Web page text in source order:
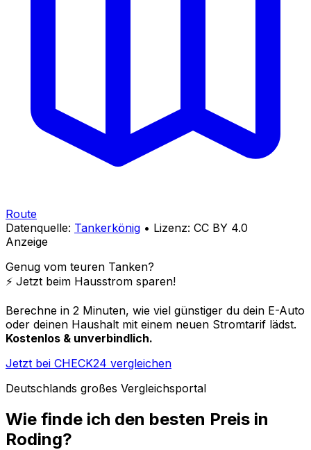
Route
Datenquelle: Tankerkönig • Lizenz: CC BY 4.0
Anzeige
Genug vom teuren Tanken?
⚡️ Jetzt beim Hausstrom sparen!
Berechne in 2 Minuten, wie viel günstiger du dein E-Auto
oder deinen Haushalt mit einem neuen Stromtarif lädst.
Kostenlos & unverbindlich.
Jetzt bei CHECK24 vergleichen
Deutschlands großes Vergleichsportal
Wie finde ich den besten Preis in
Roding?